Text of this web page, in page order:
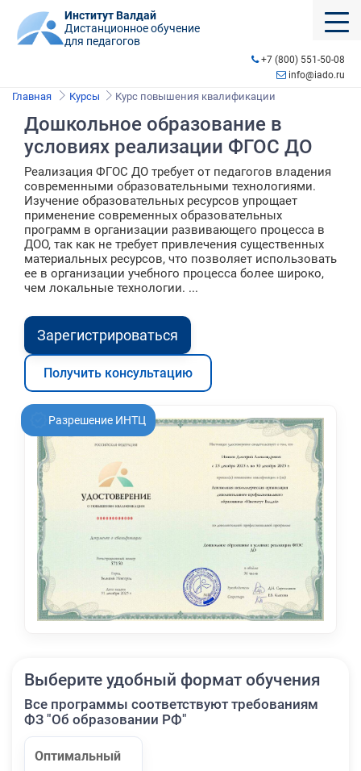
Институт Валдай
Дистанционное обучение
для педагогов
+7 (800) 551-50-08
info@iado.ru
Главная Курсы Курс повышения квалификации
Дошкольное образование в
условиях реализации ФГОС ДО
Реализация ФГОС ДО требует от педагогов владения
современными образовательными технологиями.
Изучение образовательных ресурсов упрощает
применение современных образовательных
программ в организации развивающего процесса в
ДОО, так как не требует привлечения существенных
материальных ресурсов, что позволяет использовать
ее в организации учебного процесса более широко,
чем локальные технологии. ...
Зарегистрироваться
Получить консультацию
Разрешение ИНТЦ
Выберите удобный формат обучения
Все программы соответствуют требованиям
ФЗ "Об образовании РФ"
Оптимальный